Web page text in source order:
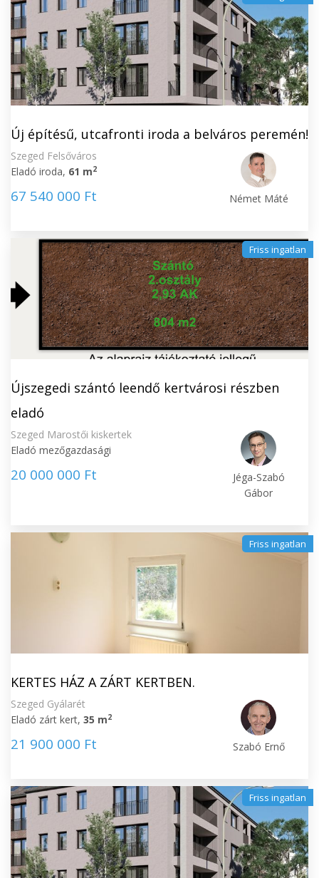
Új építésű, utcafronti iroda a belváros peremén!
Szeged Felsőváros
Eladó iroda, 61 m2
67 540 000 Ft Német Máté
Friss ingatlan
Újszegedi szántó leendő kertvárosi részben
eladó
Szeged Marostői kiskertek
Eladó mezőgazdasági
20 000 000 Ft
Jéga-Szabó
Gábor
Friss ingatlan
KERTES HÁZ A ZÁRT KERTBEN.
Szeged Gyálarét
Eladó zárt kert, 35 m2
21 900 000 Ft Szabó Ernő
Friss ingatlan